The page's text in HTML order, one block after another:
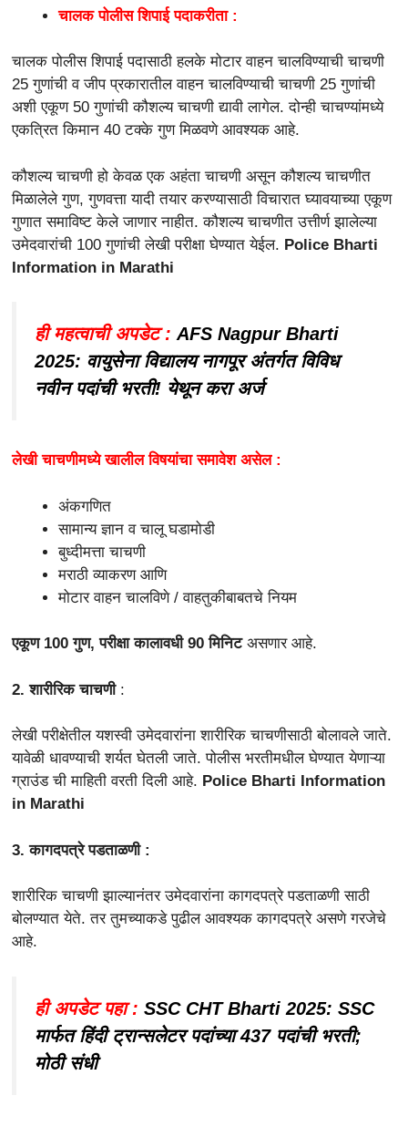
चालक पोलीस शिपाई पदाकरीता :
चालक पोलीस शिपाई पदासाठी हलके मोटार वाहन चालविण्याची चाचणी
25 गुणांची व जीप प्रकारातील वाहन चालविण्याची चाचणी 25 गुणांची
अशी एकूण 50 गुणांची कौशल्य चाचणी द्यावी लागेल. दोन्ही चाचण्यांमध्ये
एकत्रित किमान 40 टक्के गुण मिळवणे आवश्यक आहे.
कौशल्य चाचणी हो केवळ एक अहंता चाचणी असून कौशल्य चाचणीत
मिळालेले गुण, गुणवत्ता यादी तयार करण्यासाठी विचारात घ्यावयाच्या एकूण
गुणात समाविष्ट केले जाणार नाहीत. कौशल्य चाचणीत उत्तीर्ण झालेल्या
उमेदवारांची 100 गुणांची लेखी परीक्षा घेण्यात येईल. Police Bharti
Information in Marathi
ही महत्वाची अपडेट : AFS Nagpur Bharti
2025: वायुसेना विद्यालय नागपूर अंतर्गत विविध
नवीन पदांची भरती! येथून करा अर्ज
लेखी चाचणीमध्ये खालील विषयांचा समावेश असेल :
अंकगणित
सामान्य ज्ञान व चालू घडामोडी
बुध्दीमत्ता चाचणी
मराठी व्याकरण आणि
मोटार वाहन चालविणे / वाहतुकीबाबतचे नियम
एकूण 100 गुण, परीक्षा कालावधी 90 मिनिटअसणार आहे.
2. शारीरिक चाचणी:
लेखी परीक्षेतील यशस्वी उमेदवारांना शारीरिक चाचणीसाठी बोलावले जाते.
यावेळी धावण्याची शर्यत घेतली जाते. पोलीस भरतीमधील घेण्यात येणाऱ्या
ग्राउंड ची माहिती वरती दिली आहे. Police Bharti Information
in Marathi
3. कागदपत्रे पडताळणी :
शारीरिक चाचणी झाल्यानंतर उमेदवारांना कागदपत्रे पडताळणी साठी
बोलण्यात येते. तर तुमच्याकडे पुढील आवश्यक कागदपत्रे असणे गरजेचे
आहे.
ही अपडेट पहा : SSC CHT Bharti 2025: SSC
मार्फत हिंदी ट्रान्सलेटर पदांच्या 437 पदांची भरती;
मोठी संधी